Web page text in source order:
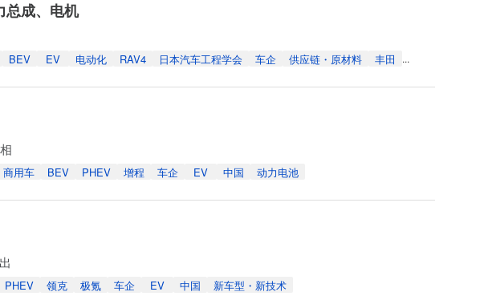
总成、电机
BEV EV 电动化 RAV4 日本汽车工程学会 车企 供应链・原材料 丰田 ...
商用车 BEV PHEV 增程 车企 EV 中国 动力电池
PHEV 领克 极氪 车企 EV 中国 新车型・新技术